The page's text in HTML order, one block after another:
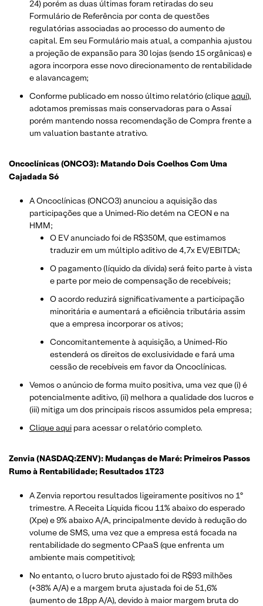
24) porém as duas últimas foram retiradas do seu
Formulário de Referência por conta de questões
regulatórias associadas ao processo do aumento de
capital. Em seu Formulário mais atual, a companhia ajustou
a projeção de expansão para 30 lojas (sendo 15 orgânicas) e
agora incorpora esse novo direcionamento de rentabilidade
e alavancagem;
Conforme publicado em nosso último relatório (cliqueaqui),
adotamos premissas mais conservadoras para o Assaí
porém mantendo nossa recomendação de Compra frente a
um valuation bastante atrativo.
Oncoclínicas (ONCO3): Matando Dois Coelhos Com Uma
Cajadada Só
A Oncoclínicas (ONCO3) anunciou a aquisição das
participações que a Unimed-Rio detém na CEON e na
HMM;
O EV anunciado foi de R$350M, que estimamos
traduzir em um múltiplo aditivo de 4,7x EV/EBITDA;
O pagamento (líquido da dívida) será feito parte à vista
e parte por meio de compensação de recebíveis;
O acordo reduzirá significativamente a participação
minoritária e aumentará a eficiência tributária assim
que a empresa incorporar os ativos;
Concomitantemente à aquisição, a Unimed-Rio
estenderá os direitos de exclusividade e fará uma
cessão de recebíveis em favor da Oncoclínicas.
Vemos o anúncio de forma muito positiva, uma vez que (i) é
potencialmente aditivo, (ii) melhora a qualidade dos lucros e
(iii) mitiga um dos principais riscos assumidos pela empresa;
Clique aqui para acessar o relatório completo.
Zenvia (NASDAQ:ZENV): Mudanças de Maré: Primeiros Passos
Rumo à Rentabilidade; Resultados 1T23
A Zenvia reportou resultados ligeiramente positivos no 1º
trimestre. A Receita Líquida ficou 11% abaixo do esperado
(Xpe) e 9% abaixo A/A, principalmente devido à redução do
volume de SMS, uma vez que a empresa está focada na
rentabilidade do segmento CPaaS (que enfrenta um
ambiente mais competitivo);
No entanto, o lucro bruto ajustado foi de R$93 milhões
(+38% A/A) e a margem bruta ajustada foi de 51,6%
(aumento de 18pp A/A), devido à maior margem bruta do